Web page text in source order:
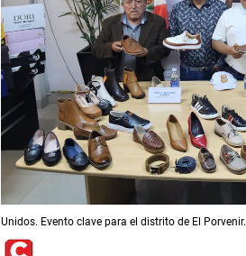
Unidos. Evento clave para el distrito de El Porvenir.